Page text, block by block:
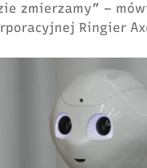
zmierzamy” –
Ringier